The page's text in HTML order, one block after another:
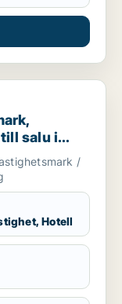
eller
salu i
/
Hotell